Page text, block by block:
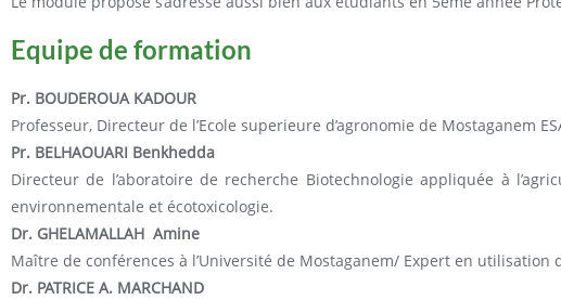
Equipe de formation
Pr. BOUDEROUA KADOUR
Professeur, Directeur de l’Ecole superieure d’agronomie de Mostaganem
Pr. BELHAOUARI Benkhedda
Directeur de l’aboratoire de recherche Biotechnologie appliquée à
environnementale et écotoxicologie.
Dr. GHELAMALLAH Amine
Maître de conférences à l’Université de Mostaganem/ Expert en
Dr. PATRICE A. MARCHAND